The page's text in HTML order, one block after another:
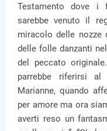
Testamento dove i
sarebbe venuto il
miracolo delle nozze
delle folle danzanti
del peccato
parrebbe riferirsi
Marianne, quando
per amore ma ora
averti reso un